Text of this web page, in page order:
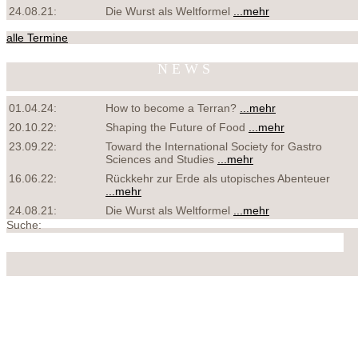
24.08.21:
Die Wurst als Weltformel ...mehr
alle Termine
NEWS
01.04.24: How to become a Terran?
...mehr
20.10.22:
Shaping the Future of Food
...mehr
23.09.22:
Toward the International Society for Gastro
Sciences and Studies
...mehr
16.06.22:
Rückkehr zur Erde als utopisches Abenteuer
...mehr
24.08.21:
Die Wurst als Weltformel ...mehr